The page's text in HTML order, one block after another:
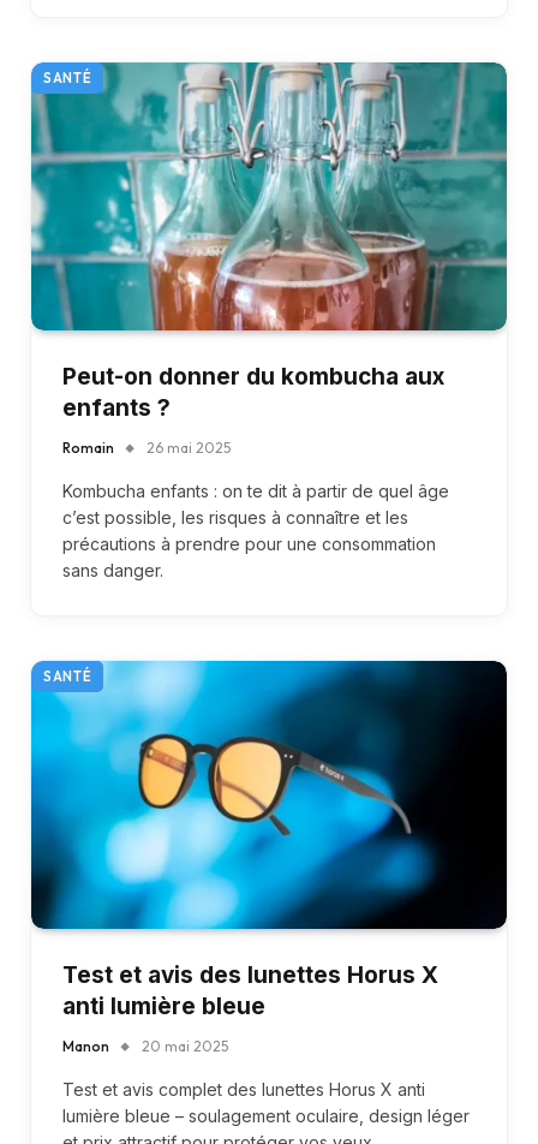
SANTÉ
Peut-on donner du kombucha aux
enfants ?
Romain 26 mai 2025
Kombucha enfants : on te dit à partir de quel âge
c’est possible, les risques à connaître et les
précautions à prendre pour une consommation
sans danger.
SANTÉ
Test et avis des lunettes Horus X
anti lumière bleue
Manon 20 mai 2025
Test et avis complet des lunettes Horus X anti
lumière bleue – soulagement oculaire, design léger